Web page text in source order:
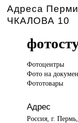
Адреса
ЧКАЛОВА 10
Фотоцентры
Фотона
Фототовары
Адрес
Россия, г.